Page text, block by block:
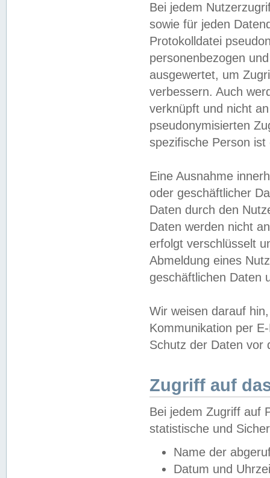
Bei jedem
sowie für jeden
Protokolldatei
personenbezogen
ausgewertet, um
verbessern. Auch
verknüpft und nicht
pseudonymisierten
spezifische Person
Eine Ausnahme
oder geschäftlicher
Daten durch den
Daten werden nicht
erfolgt verschlüsselt
Abmeldung eines
geschäftlichen Daten
Wir weisen darauf
Kommunikation per
Schutz der Daten vor
Zugriff auf
Bei jedem Zugriff auf
statistische und
Name der
Datum und